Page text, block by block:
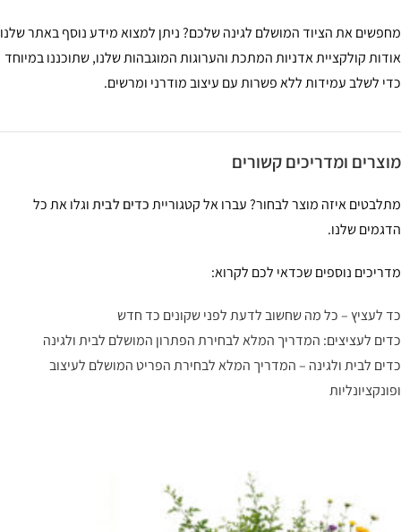
את הציוד המושלם לגינה שלכם? ניתן למצוא מידע נוסף באתר שלנו
קולקציית אדניות המתכת והערוגות המוגבהות שלנו, שתוכננו במיוחד
לשלב עמידות ללא פשרות עם עיצוב מודרני ומרשים.
ומדריכים קשורים
איזה מוצר לבחור? עברו אל קטגורייתכדים לביתוגלו את כל
שלנו.
נוספים שכדאי לכם לקרוא:
לעציץ – כל מה שחשוב לדעת לפני שקונים כד חדש
לעציצים: המדריך המלא לבחירת הפתרון המושלם לבית ולגינה
לבית ולגינה – המדריך המלא לבחירת הפריט המושלם לעיצוב